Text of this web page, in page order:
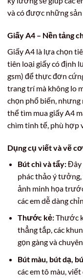
và có được những
Giấy A4 – Nền tảng
Giấy A4 là lựa chọn
tiên loại giấy có định
gsm) để thực đơn
trang trí mà không lo
chọn phổ biến, nhưng
thể tìm mua giấy A4
chìm tinh tế, phù hợp
Dụng cụ viết và vẽ
Bút chì và tẩy:Đây
phác thảo ý tưởng,
ảnh minh họa
các em dễ dàng
Thước kẻ:Thước
thẳng tắp, các
gọn gàng và
Bút màu, bút dạ,
các em tô màu,